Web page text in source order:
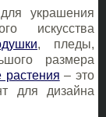
украшения
искусства
, пледы,
размера
– это
для дизайна